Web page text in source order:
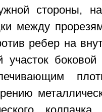
стороны,
между
ребер на
участок